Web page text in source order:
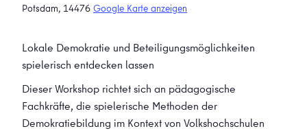
Potsdam, 14476 Google Karte anzeigen
Lokale Demokratie und Beteiligungsmöglichkeiten
spielerisch entdecken lassen
Dieser Workshop richtet sich an pädagogische
Fachkräfte, die spielerische Methoden der
Demokratiebildung im Kontext von Volkshochschulen